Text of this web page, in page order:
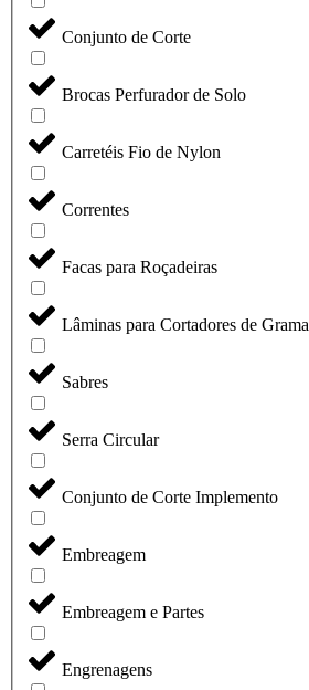
Conjunto de Corte
Brocas Perfurador de Solo
Carretéis Fio de Nylon
Correntes
Facas para Roçadeiras
Lâminas para Cortadores de Grama
Sabres
Serra Circular
Conjunto de Corte Implemento
Embreagem
Embreagem e Partes
Engrenagens